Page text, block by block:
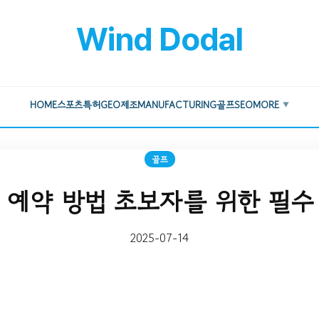
Wind Dodal
HOME스포츠특허GEO제조MANUFACTURING골프SEOMORE ▼
골프
약 방법 초보자를 위한 필
2025-07-14